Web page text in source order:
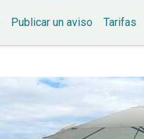
Publicar un aviso Tarifas